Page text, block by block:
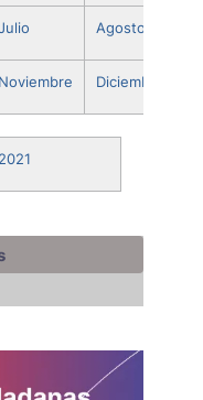
Agosto
Noviembre Diciembre